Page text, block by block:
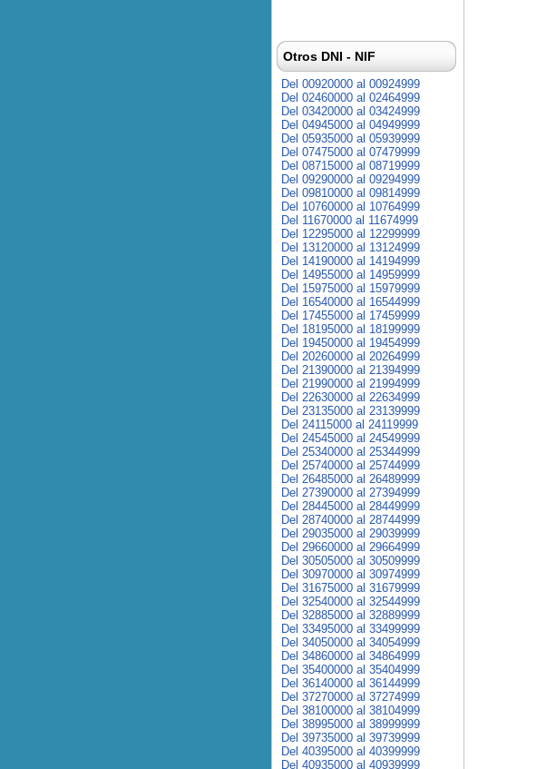
Otros DNI - NIF
Del 00920000 al 00924999
Del 02460000 al 02464999
Del 03420000 al 03424999
Del 04945000 al 04949999
Del 05935000 al 05939999
Del 07475000 al 07479999
Del 08715000 al 08719999
Del 09290000 al 09294999
Del 09810000 al 09814999
Del 10760000 al 10764999
Del 11670000 al 11674999
Del 12295000 al 12299999
Del 13120000 al 13124999
Del 14190000 al 14194999
Del 14955000 al 14959999
Del 15975000 al 15979999
Del 16540000 al 16544999
Del 17455000 al 17459999
Del 18195000 al 18199999
Del 19450000 al 19454999
Del 20260000 al 20264999
Del 21390000 al 21394999
Del 21990000 al 21994999
Del 22630000 al 22634999
Del 23135000 al 23139999
Del 24115000 al 24119999
Del 24545000 al 24549999
Del 25340000 al 25344999
Del 25740000 al 25744999
Del 26485000 al 26489999
Del 27390000 al 27394999
Del 28445000 al 28449999
Del 28740000 al 28744999
Del 29035000 al 29039999
Del 29660000 al 29664999
Del 30505000 al 30509999
Del 30970000 al 30974999
Del 31675000 al 31679999
Del 32540000 al 32544999
Del 32885000 al 32889999
Del 33495000 al 33499999
Del 34050000 al 34054999
Del 34860000 al 34864999
Del 35400000 al 35404999
Del 36140000 al 36144999
Del 37270000 al 37274999
Del 38100000 al 38104999
Del 38995000 al 38999999
Del 39735000 al 39739999
Del 40395000 al 40399999
Del 40935000 al 40939999